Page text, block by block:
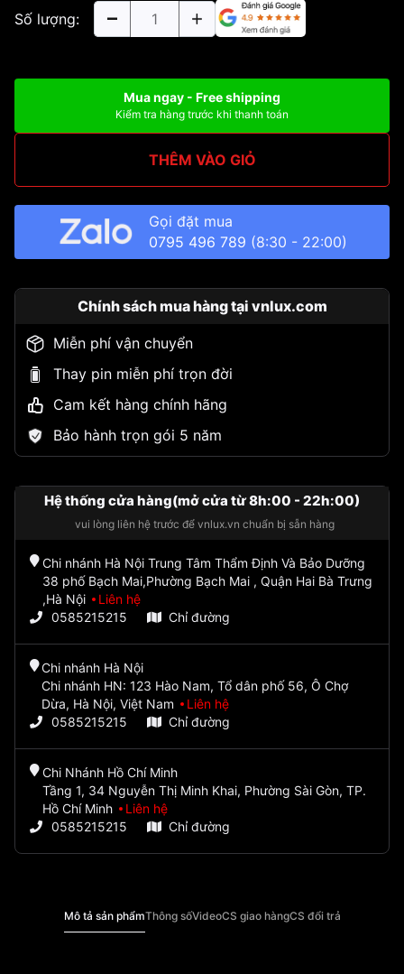
Số lượng:
Mua ngay - Free shipping
Kiểm tra hàng trước khi thanh toán
THÊM VÀO GIỎ
Gọi đặt mua
0795 496 789 (8:30 - 22:00)
Chính sách mua hàng tại vnlux.com
Miễn phí vận chuyển
Thay pin miễn phí trọn đời
Cam kết hàng chính hãng
Bảo hành trọn gói 5 năm
Hệ thống cửa hàng(mở cửa từ 8h:00 - 22h:00)
vui lòng liên hệ trước để vnlux.vn chuẩn bị sẵn hàng
Chi nhánh Hà Nội Trung Tâm Thẩm Định Và Bảo Dưỡng
38 phố Bạch Mai,Phường Bạch Mai , Quận Hai Bà Trưng
,Hà Nội
Liên hệ
0585215215
Chỉ đường
Chi nhánh Hà Nội
Chi nhánh HN: 123 Hào Nam, Tổ dân phố 56, Ô Chợ
Dừa, Hà Nội, Việt Nam
Liên hệ
0585215215
Chỉ đường
Chi Nhánh Hồ Chí Minh
Tầng 1, 34 Nguyễn Thị Minh Khai, Phường Sài Gòn, TP.
Hồ Chí Minh
Liên hệ
0585215215
Chỉ đường
Mô tả sản phẩmThông sốVideoCS giao hàngCS đổi trả